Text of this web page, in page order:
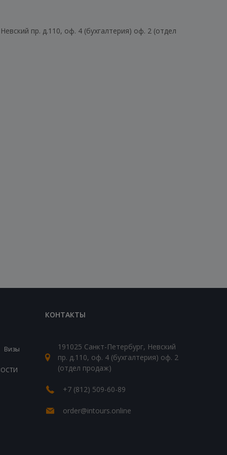
пр. д.110, оф. 4 (бухгалтерия) оф. 2 (отдел
Визы
КОНТАКТЫ
191025 Санкт-Петербург, Невский
пр. д.110, оф. 4 (бухгалтерия) оф. 2
(отдел продаж)
+7 (812) 509-60-89
order@intours.online